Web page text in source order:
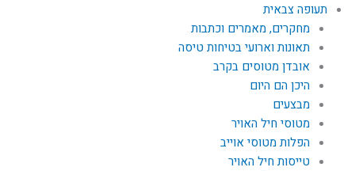
תעופה צבאית
מחקרים, מאמרים וכתבות
תאונות וארועי בטיחות טיסה
אובדן מטוסים בקרב
היכן הם היום
מבצעים
מטוסי חיל האויר
הפלות מטוסי אוייב
טייסות חיל האויר